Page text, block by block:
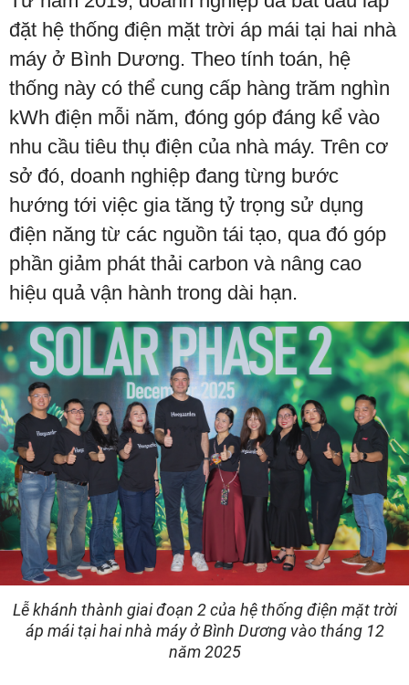
đặt hệ thống điện mặt trời áp mái tại hai nhà
máy ở Bình Dương. Theo tính toán, hệ
thống này có thể cung cấp hàng trăm nghìn
kWh điện mỗi năm, đóng góp đáng kể vào
nhu cầu tiêu thụ điện của nhà máy. Trên cơ
sở đó, doanh nghiệp đang từng bước
hướng tới việc gia tăng tỷ trọng sử dụng
điện năng từ các nguồn tái tạo, qua đó góp
phần giảm phát thải carbon và nâng cao
hiệu quả vận hành trong dài hạn.
Lễ khánh thành giai đoạn 2 của hệ thống điện mặt trời
áp mái tại hai nhà máy ở Bình Dương vào tháng 12
năm 2025